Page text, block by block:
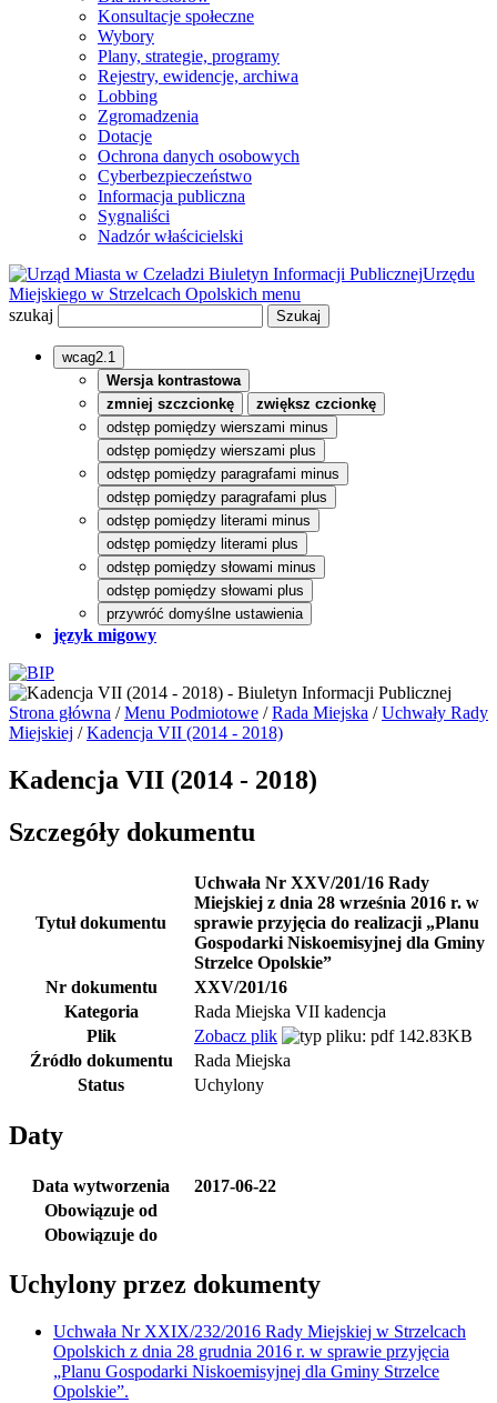
Konsultacje społeczne
Wybory
Plany, strategie, programy
Rejestry, ewidencje, archiwa
Lobbing
Zgromadzenia
Dotacje
Ochrona danych osobowych
Cyberbezpieczeństwo
Informacja publiczna
Sygnaliści
Nadzór właścicielski
Biuletyn Informacji PublicznejUrzędu
Miejskiego w Strzelcach Opolskich menu
szukaj
wcag2.1
Wersja kontrastowa
zmniej szczcionkę
zwiększ czcionkę
odstęp pomiędzy wierszami minus
odstęp pomiędzy wierszami plus
odstęp pomiędzy paragrafami minus
odstęp pomiędzy paragrafami plus
odstęp pomiędzy literami minus
odstęp pomiędzy literami plus
odstęp pomiędzy słowami minus
odstęp pomiędzy słowami plus
przywróć domyślne ustawienia
język migowy
Strona główna /Menu Podmiotowe /Rada Miejska /Uchwały Rady
Miejskiej /Kadencja VII (2014 - 2018)
Kadencja VII (2014 - 2018)
Szczegóły dokumentu
Tytuł dokumentu
Uchwała Nr XXV/201/16 Rady
Miejskiej z dnia 28 września 2016 r. w
sprawie przyjęcia do realizacji „Planu
Gospodarki Niskoemisyjnej dla Gminy
Strzelce Opolskie”
Nr dokumentu
XXV/201/16
Kategoria
Rada Miejska VII kadencja
Plik
Zobacz plik
142.83KB
Źródło dokumentu
Rada Miejska
Status
Uchylony
Daty
Data wytworzenia
2017-06-22
Obowiązuje od
Obowiązuje do
Uchylony przez dokumenty
Uchwała Nr XXIX/232/2016 Rady Miejskiej w Strzelcach
Opolskich z dnia 28 grudnia 2016 r. w sprawie przyjęcia
„Planu Gospodarki Niskoemisyjnej dla Gminy Strzelce
Opolskie”.